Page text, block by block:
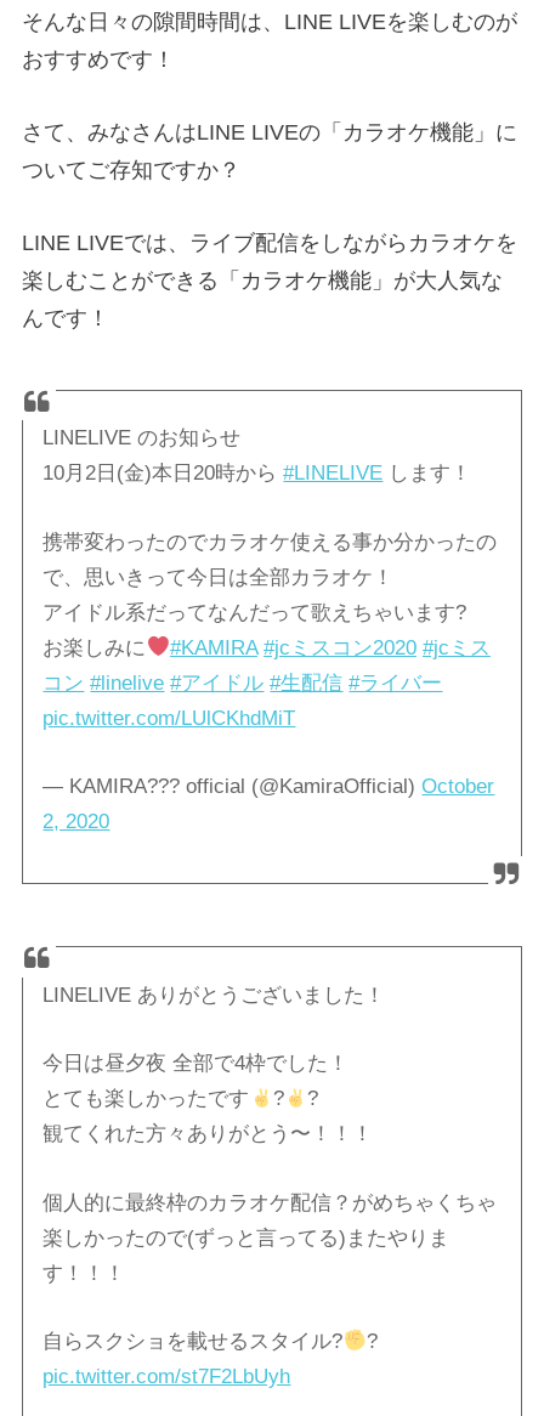
そんな日々の隙間時間は、LINE LIVEを楽しむのが
おすすめです！
さて、みなさんはLINE LIVEの「カラオケ機能」に
ついてご存知ですか？
LINE LIVEでは、ライブ配信をしながらカラオケを
楽しむことができる「カラオケ機能」が大人気な
んです！
LINELIVE のお知らせ
10月2日(金)本日20時から#LINELIVE します！
携帯変わったのでカラオケ使える事か分かったの
で、思いきって今日は全部カラオケ！
アイドル系だってなんだって歌えちゃいます?
お楽しみに
#KAMIRA #jcミスコン2020 #jcミス
コン #linelive #アイドル #生配信 #ライバー
pic.twitter.com/LUlCKhdMiT
— KAMIRA??? official (@KamiraOfficial)October
2, 2020
LINELIVE ありがとうございました！
今日は昼夕夜 全部で4枠でした！
とても楽しかったです
?
?
観てくれた方々ありがとう〜！！！
個人的に最終枠のカラオケ配信？がめちゃくちゃ
楽しかったので(ずっと言ってる)またやりま
す！！！
自らスクショを載せるスタイル?
?
pic.twitter.com/st7F2LbUyh